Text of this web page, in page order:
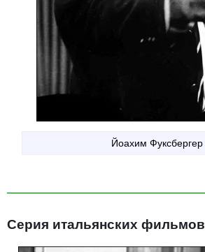
Йоахим Фуксбергер
Серия итальянских фильмов